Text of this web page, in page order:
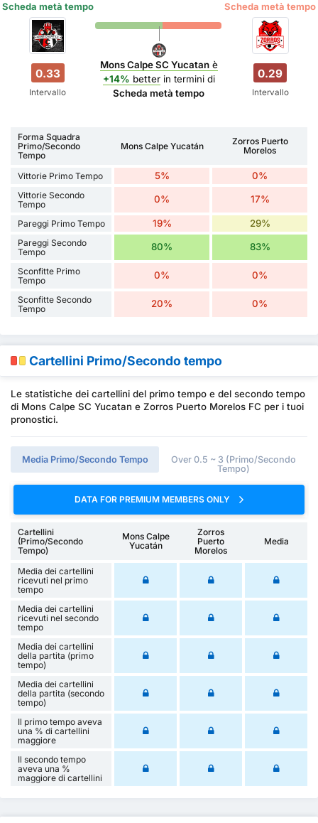
Scheda metà tempo Scheda metà tempo
0.33
Intervallo
Mons Calpe SC Yucatanè
+14% betterin termini di
Scheda metà tempo
0.29
Intervallo
Forma Squadra
Primo/Secondo
Tempo
Mons Calpe Yucatán
Zorros Puerto
Morelos
Vittorie Primo Tempo 5% 0%
Vittorie Secondo
Tempo
0% 17%
Pareggi Primo Tempo 19% 29%
Pareggi Secondo
Tempo
80% 83%
Sconfitte Primo
Tempo
0% 0%
Sconfitte Secondo
Tempo
20% 0%
Cartellini Primo/Secondo tempo
Le statistiche dei cartellini del primo tempo e del secondo tempo
di Mons Calpe SC Yucatan e Zorros Puerto Morelos FC per i tuoi
pronostici.
Media Primo/Secondo Tempo
Over 0.5 ~ 3 (Primo/Secondo
Tempo)
DATA FOR PREMIUM MEMBERS ONLY
Cartellini
(Primo/Secondo
Tempo)
Mons Calpe
Yucatán
Zorros
Puerto
Morelos
Media
Media dei cartellini
ricevuti nel primo
tempo
Media dei cartellini
ricevuti nel secondo
tempo
Media dei cartellini
della partita (primo
tempo)
Media dei cartellini
della partita (secondo
tempo)
Il primo tempo aveva
una % di cartellini
maggiore
Il secondo tempo
aveva una %
maggiore di cartellini